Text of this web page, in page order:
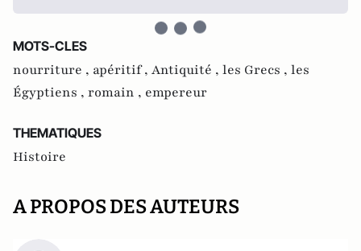
MOTS-CLES
nourriture , apéritif , Antiquité , les Grecs , les
Égyptiens , romain , empereur
THEMATIQUES
Histoire
A PROPOS DES AUTEURS